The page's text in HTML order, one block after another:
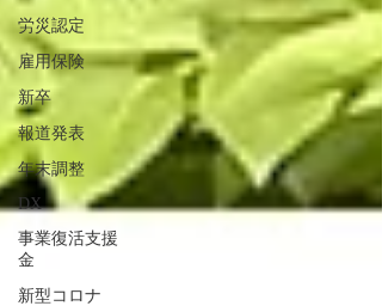
労災認定
雇用保険
新卒
報道発表
年末調整
DX
事業復活支援
金
新型コロナ